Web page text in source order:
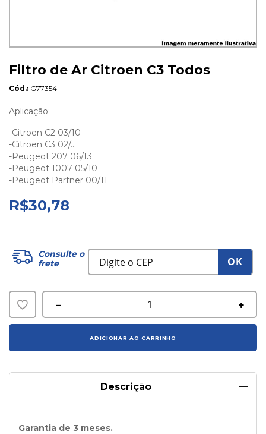
Filtro de Ar Citroen C3 Todos
Cód. G77354
R$30,78
Aplicação:
-Citroen C2 03/10
-Citroen C3 02/...
-Peugeot 207 06/13
-Peugeot 1007 05/10
-Peugeot Partner 00/11
Adicionar
ADICIONAR AO CARRINHO
Consulte o
frete
OK
Descrição
Garantia de 3 meses.